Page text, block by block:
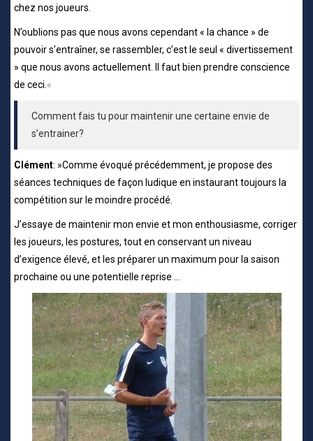
chez nos joueurs.
N’oublions pas que nous avons cependant « la chance » de
pouvoir s’entraîner, se rassembler, c’est le seul « divertissement
» que nous avons actuellement. Il faut bien prendre conscience
de ceci. «
Comment fais tu pour maintenir une certaine envie de
s’entrainer?
Clément: »Comme évoqué précédemment, je propose des
séances techniques de façon ludique en instaurant toujours la
compétition sur le moindre procédé.
J’essaye de maintenir mon envie et mon enthousiasme, corriger
les joueurs, les postures, tout en conservant un niveau
d’exigence élevé, et les préparer un maximum pour la saison
prochaine ou une potentielle reprise …